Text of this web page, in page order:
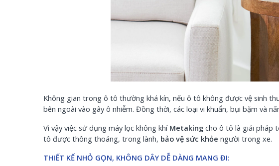
Không gian trong ô tô thường khá kín, nếu ô tô không được vệ sinh
bên ngoài vào gây ô nhiễm. Đồng thời, các loại vi khuẩn, bụi bặm và
Vì vậy việc sử dụng máy lọc không khí Metaking cho ô tô là giải pháp
tô được thông thoáng, trong lành, bảo vệ sức khỏe người trong xe.
THIẾT KẾ NHỎ GỌN, KHÔNG DÂY DỄ DÀNG MANG ĐI: